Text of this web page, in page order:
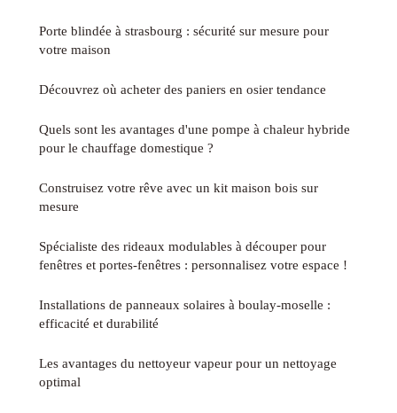
Porte blindée à strasbourg : sécurité sur mesure pour
votre maison
Découvrez où acheter des paniers en osier tendance
Quels sont les avantages d'une pompe à chaleur hybride
pour le chauffage domestique ?
Construisez votre rêve avec un kit maison bois sur
mesure
Spécialiste des rideaux modulables à découper pour
fenêtres et portes-fenêtres : personnalisez votre espace !
Installations de panneaux solaires à boulay-moselle :
efficacité et durabilité
Les avantages du nettoyeur vapeur pour un nettoyage
optimal